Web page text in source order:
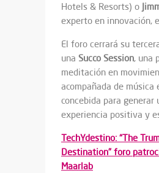
Hotels & Resorts) o
experto en innovación,
El foro cerrará su
una Succo Session, una
meditación en
acompañada de música
concebida para generar
experiencia positiva y
TechYdestino: “The
Destination” foro
Maarlab